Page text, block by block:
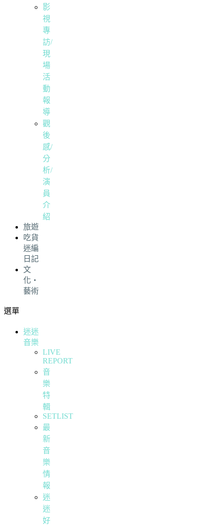
影
視
專
訪/
現
場
活
動
報
導
觀
後
感/
分
析/
演
員
介
紹
旅遊
吃貨
迷編
日記
文
化・
藝術
選單
迷迷
音樂
LIVE
REPORT
音
樂
特
輯
SETLIST
最
新
音
樂
情
報
迷
迷
好